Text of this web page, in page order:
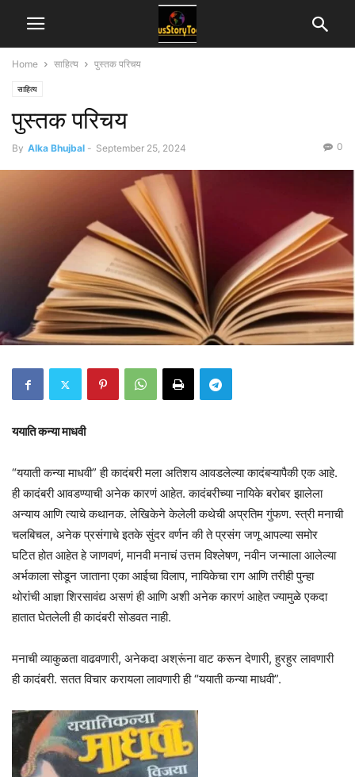
Home साहित्य पुस्तक परिचय
साहित्य
पुस्तक परिचय
By Alka Bhujbal - September 25, 2024 0
ययाति कन्या माधवी
“ययाती कन्या माधवी” ही कादंबरी मला अतिशय आवडलेल्या ‌कादंबऱ्यापैकी एक आहे.
ही कादंबरी आवडण्याची अनेक कारणं आहेत. कादंबरीच्या नायिके बरोबर झालेला
अन्याय आणि त्याचे कथानक. लेखिकेने केलेली कथेची अप्रतिम गुंफण. स्त्री मनाची
चलबिचल, अनेक प्रसंगाचे इतके सुंदर वर्णन की ते प्रसंग जणू आपल्या समोर
घटित होत आहेत हे जाणवणं, मानवी मनाचं उत्तम विश्लेषण, नवीन जन्माला आलेल्या
अर्भकाला सोडून जाताना एका आईचा विलाप, नायिकेचा राग आणि तरीही पुन्हा
थोरांची आज्ञा शिरसावंद्य असणं ही आणि अशी अनेक कारणं आहेत ज्यामुळे एकदा
हातात घेतलेली ही कादंबरी सोडवत नाही.
मनाची व्याकुळता वाढवणारी, अनेकदा अश्रूंना वाट करून देणारी, हुरहुर लावणारी
ही कादंबरी. सतत विचार करायला लावणारी ही “ययाती कन्या माधवी”.